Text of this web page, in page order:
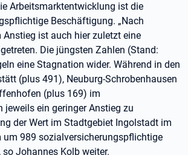
Arbeitsmarktentwicklung ist die
Beschäftigung. „Nach
Anstieg ist auch hier zuletzt eine
Die jüngsten Zahlen (Stand:
eine Stagnation wider. Während in den
(plus 491), Neuburg-Schrobenhausen
(plus 169) im
jeweils ein geringer Anstieg zu
der Wert im Stadtgebiet Ingolstadt im
um 989 sozialversicherungspflichtige
so Johannes Kolb weiter.